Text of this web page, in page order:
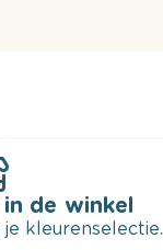
de winkel
kleurenselectie.